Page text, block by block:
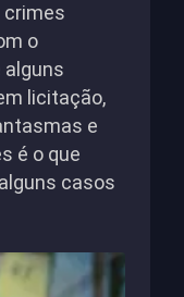
crimes
o
licitação,
e
é o que
casos